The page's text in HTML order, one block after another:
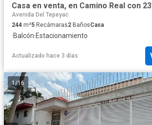
Avenida Del Tepeyac
244 m²5 Recámaras2 BañosCasa
·Balcón·Estacionamiento
Actualizado hace 3 días
1/16